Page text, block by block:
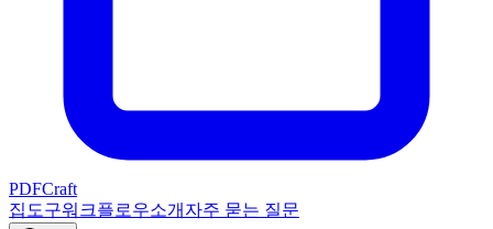
PDFCraft
집 도구워크플로우소개 자주 묻는 질문